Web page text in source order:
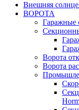
Внешняя
ВОРОТА
Гаражные
Ворота
Ворота